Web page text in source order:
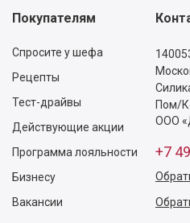
Покупателям
Спросите у шефа
Рецепты
Тест-драйвы
Действующие акции
Программа лояльности
Бизнесу
Вакансии
Пом/
ООО
+7